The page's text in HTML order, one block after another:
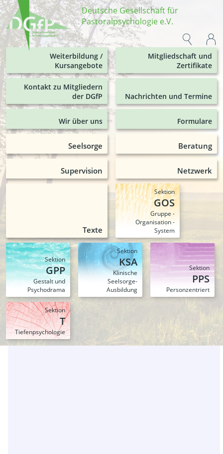
Deutsche Gesellschaft für
Pastoralpsychologie e.V.
Weiterbildung /
Kursangebote
Mitgliedschaft und
Zertifikate
Kontakt zu Mitgliedern
der DGfP
Nachrichten und Termine
Wir über uns Formulare
Seelsorge Beratung
Supervision Netzwerk
Texte
Sektion
GOS
Gruppe -
Organisation -
System
Sektion
GPP
Gestalt und
Psychodrama
Sektion
KSA
Klinische
Seelsorge-
Ausbildung
Sektion
PPS
Person­zentriert
Sektion
T
Tiefen­psychologie